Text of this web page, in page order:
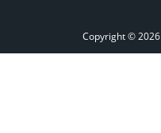
Copyright © 2026